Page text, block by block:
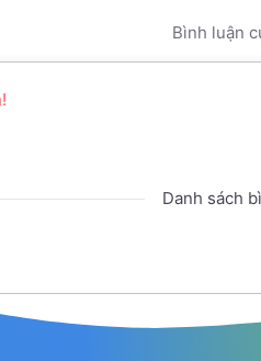
Bình luận
Danh sách